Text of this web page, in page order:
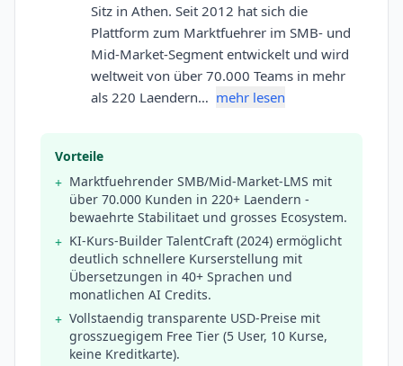
Sitz in Athen. Seit 2012 hat sich die
Plattform zum Marktfuehrer im SMB- und
Mid-Market-Segment entwickelt und wird
weltweit von über 70.000 Teams in mehr
als 220 Laendern… mehr lesen
Vorteile
+ Marktfuehrender SMB/Mid-Market-LMS mit
über 70.000 Kunden in 220+ Laendern -
bewaehrte Stabilitaet und grosses Ecosystem.
+ KI-Kurs-Builder TalentCraft (2024) ermöglicht
deutlich schnellere Kurserstellung mit
Übersetzungen in 40+ Sprachen und
monatlichen AI Credits.
+ Vollstaendig transparente USD-Preise mit
grosszuegigem Free Tier (5 User, 10 Kurse,
keine Kreditkarte).